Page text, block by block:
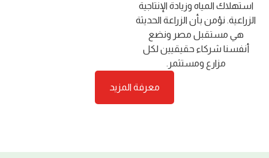
اﺳﺘﻬﻼك اﻟﻤﻴﺎه وزﻳﺎدة اﻹﻧﺘﺎﺟﻴﺔ
اﻟﺰراﻋﻴﺔ. ﻧﺆﻣﻦ ﺑﺄن اﻟﺰراﻋﺔ اﻟﺤﺪﻳﺜﺔ
ﻫﻲ ﻣﺴﺘﻘﺒﻞ ﻣﺼﺮ وﻧﻀﻊ
أﻧﻔﺴﻨﺎ ﺷﺮﻛﺎء ﺣﻘﻴﻘﻴﻴﻦ ﻟﻜﻞ
ﻣﺰارع وﻣﺴﺘﺜﻤﺮ.
معرفة المزيد